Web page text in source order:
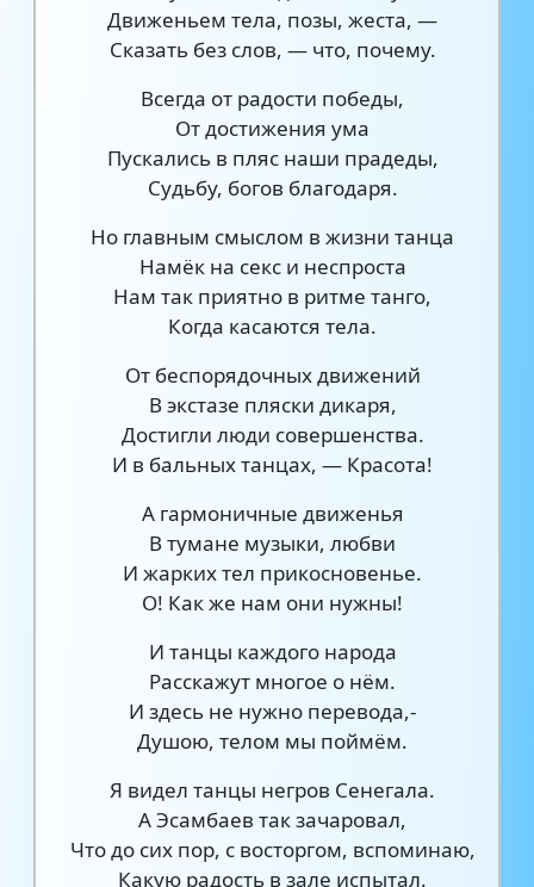
Движеньем тела, позы, жеста, —
Сказать без слов, — что, почему.
Всегда от радости победы,
От достижения ума
Пускались в пляс наши прадеды,
Судьбу, богов благодаря.
Но главным смыслом в жизни танца
Намёк на секс и неспроста
Нам так приятно в ритме танго,
Когда касаются тела.
От беспорядочных движений
В экстазе пляски дикаря,
Достигли люди совершенства.
И в бальных танцах, — Красота!
А гармоничные движенья
В тумане музыки, любви
И жарких тел прикосновенье.
О! Как же нам они нужны!
И танцы каждого народа
Расскажут многое о нём.
И здесь не нужно перевода,-
Душою, телом мы поймём.
Я видел танцы негров Сенегала.
А Эсамбаев так зачаровал,
Что до сих пор, с восторгом, вспоминаю,
Какую радость в зале испытал.